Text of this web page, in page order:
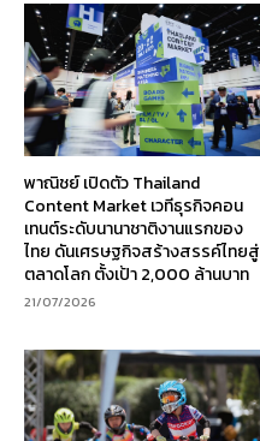
พาณิชย์ เปิดตัว Thailand
Content Market เวทีธุรกิจคอน
เทนต์ระดับนานาชาติงานแรกของ
ไทย ดันเศรษฐกิจสร้างสรรค์ไทยสู่
ตลาดโลก ตั้งเป้า 2,000 ล้านบาท
21/07/2026